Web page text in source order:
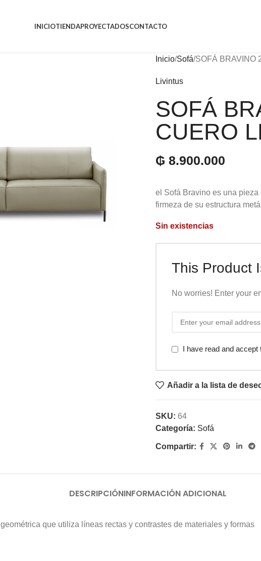
INICIOTIENDAPROYECTADOSCONTACTO
Inicio Sofá SOFÁ BRAVINO
Livintus
SOFÁ
CUERO
₲ 8.900.000
el Sofá Bravino es una
firmeza de su estructura
Sin existencias
This Product
No worries! Enter your
I have read and
Añadir a la lista de
SKU: 64
Categoría: Sofá
Compartir:
DESCRIPCIÓNINFORMACIÓN ADICIONAL
que utiliza líneas rectas y contrastes de materiales y formas